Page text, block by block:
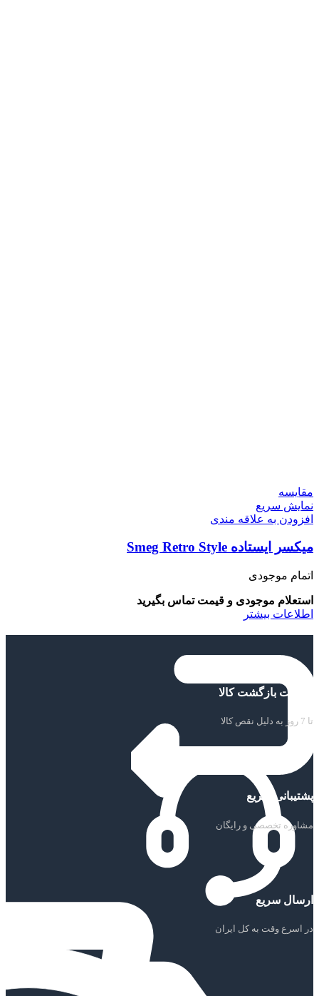
مقايسه
نمایش سریع
افزودن به علاقه مندی
میکسر ایستاده Smeg Retro Style
اتمام موجودی
استعلام موجودی و قیمت تماس بگیرید
اطلاعات بیشتر
ضمانت بازگشت کالا
تا 7 روز به دلیل نقص کالا
پشتیبانی سریع
مشاوره تخصصی و رایگان
ارسال سریع
در اسرع وقت به کل ایران